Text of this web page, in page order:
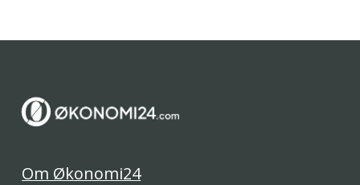
Om Økonomi24